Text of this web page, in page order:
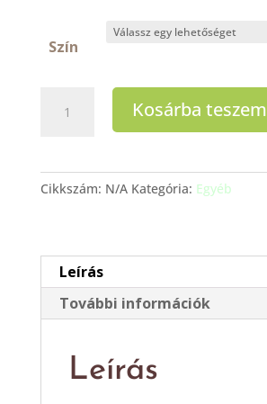
Szín
Triggerpont
labda
mennyiség
Kosárba teszem
Cikkszám: N/A Kategória: Egyéb
Leírás
További információk
Leírás